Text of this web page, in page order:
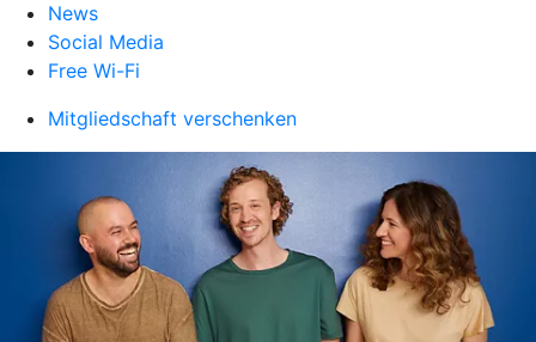
News
Social Media
Free Wi-Fi
Mitgliedschaft verschenken